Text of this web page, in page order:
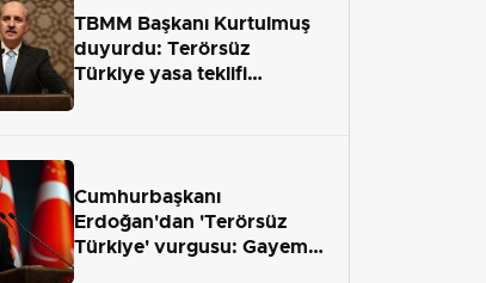
TBMM Başkanı Kurtulmuş
duyurdu: Terörsüz
Türkiye yasa teklifi
Cumhurbaşkanı
Erdoğan'dan 'Terörsüz
Türkiye' vurgusu: Gayemiz